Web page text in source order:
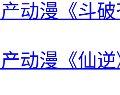
动漫《斗
动漫《仙